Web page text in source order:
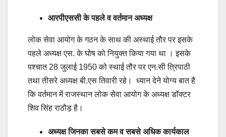
आरपीएससी के पहले व वर्तमान अध्यक्ष
लोक सेवा आयोग के गठन के साथ की अस्थाई तौर पर इसके
पहले अध्यक्ष एस. के घोष को नियुक्त किया गया था । इसके
पश्चात 28 जुलाई 1950 को स्थाई तौर पर एन.सी त्रिपाठी
तथा तीसरे अध्यक्ष बी.एस तिवारी रहे। ध्यान देने योग्य बात है
कि वर्तमान में राजस्थान लोक सेवा आयोग के अध्यक्ष डॉक्टर
शिव सिंह राठौड़ है।
अध्यक्ष जिनका सबसे कम व सबसे अधिक कार्यकाल